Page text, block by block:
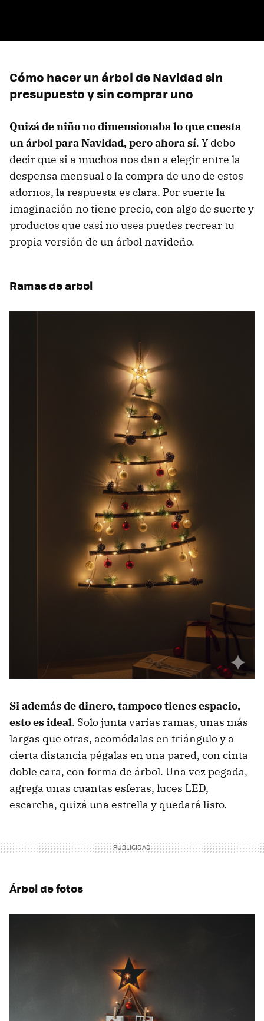
Cómo hacer un árbol de Navidad sin
presupuesto y sin comprar uno
Quizá de niño no dimensionaba lo que cuesta
un árbol para Navidad, pero ahora sí. Y debo
decir que si a muchos nos dan a elegir entre la
despensa mensual o la compra de uno de estos
adornos, la respuesta es clara. Por suerte la
imaginación no tiene precio, con algo de suerte y
productos que casi no uses puedes recrear tu
propia versión de un árbol navideño.
Ramas de arbol
Si además de dinero, tampoco tienes espacio,
esto es ideal. Solo junta varias ramas, unas más
largas que otras, acomódalas en triángulo y a
cierta distancia pégalas en una pared, con cinta
doble cara, con forma de árbol. Una vez pegada,
agrega unas cuantas esferas, luces LED,
escarcha, quizá una estrella y quedará listo.
Árbol de fotos